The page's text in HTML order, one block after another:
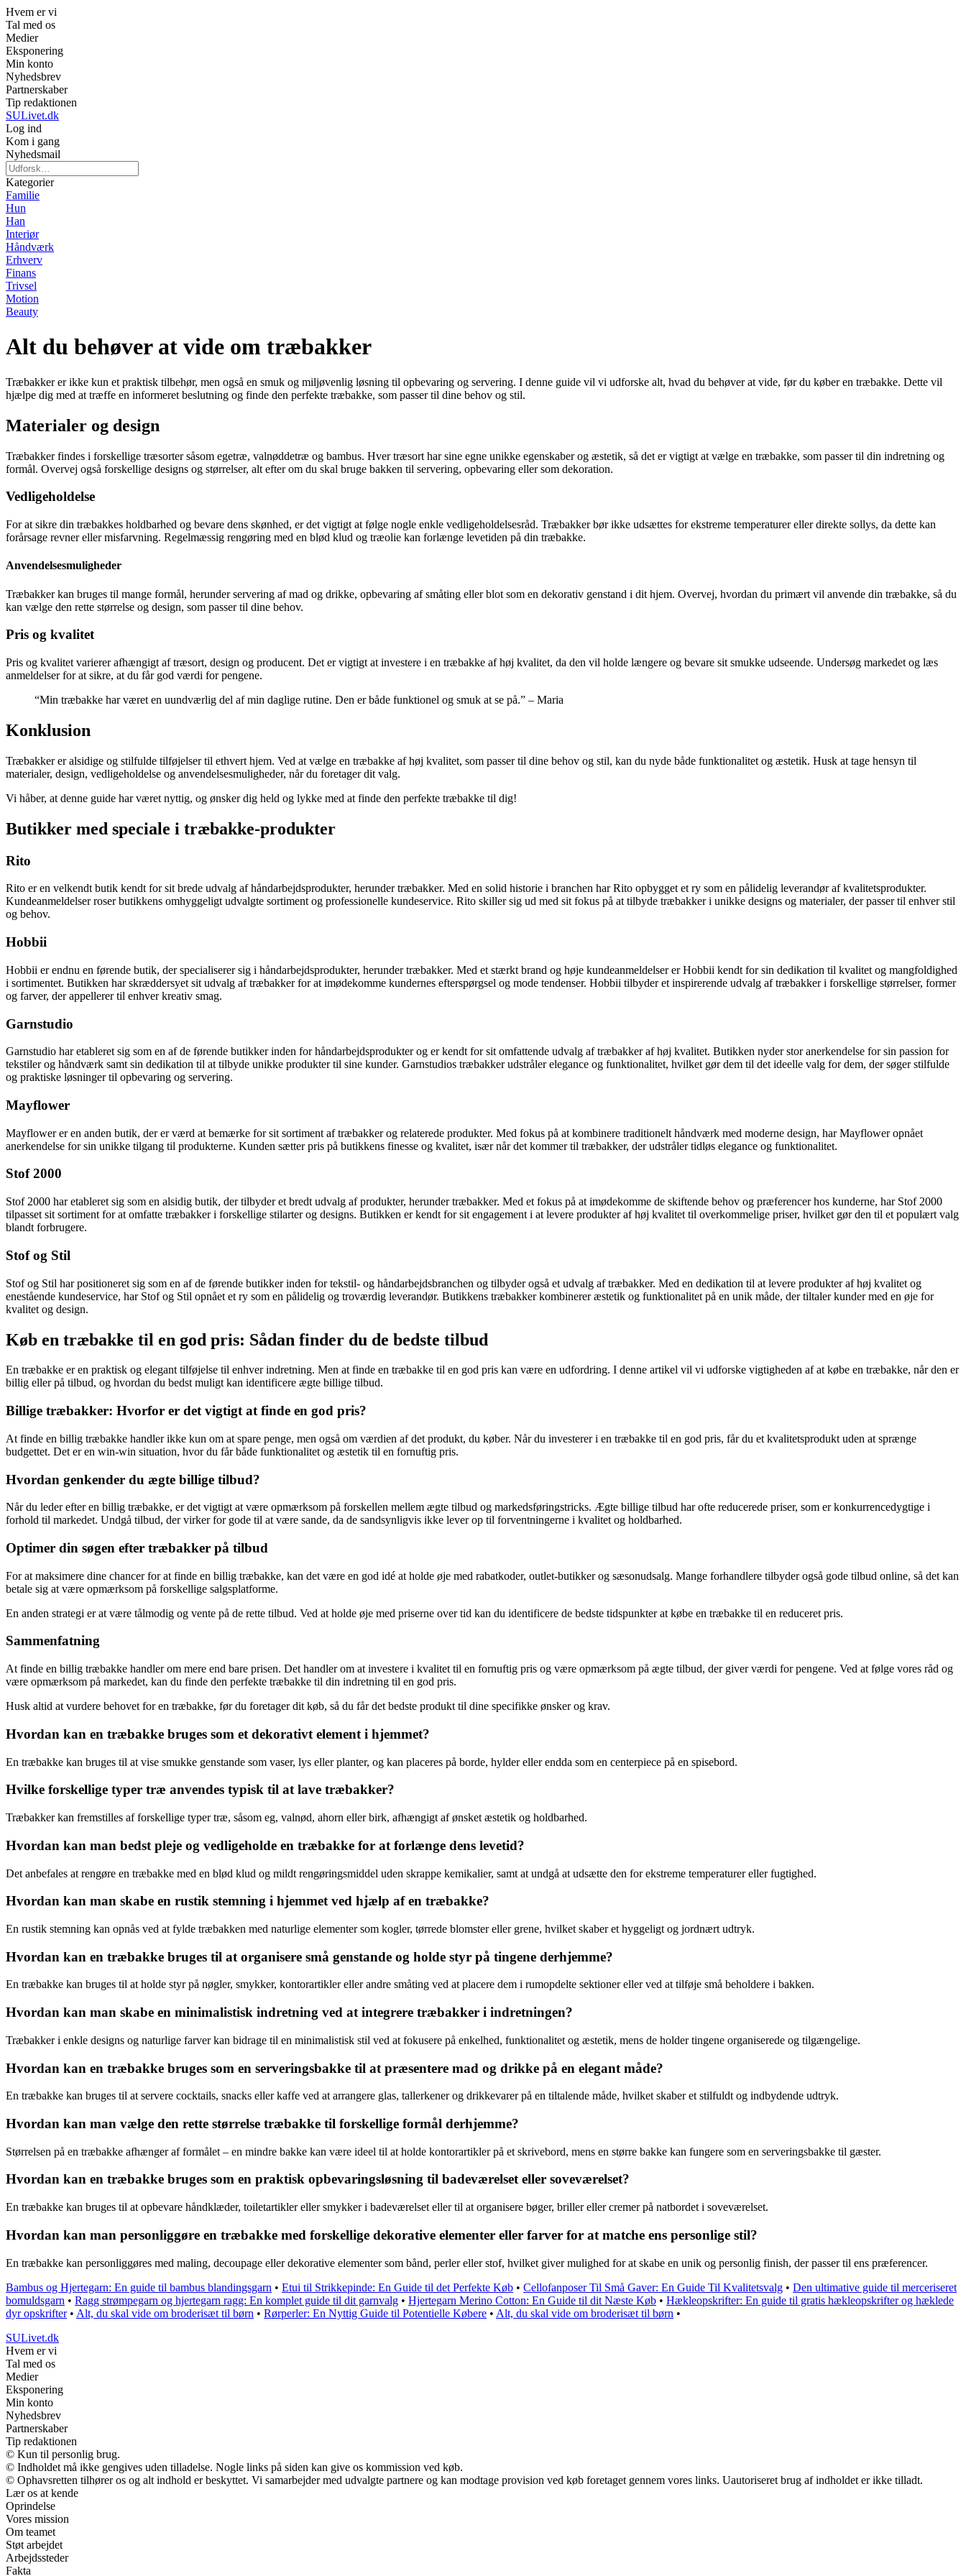
Hvem er vi
Tal med os
Medier
Eksponering
Min konto
Nyhedsbrev
Partnerskaber
Tip redaktionen
SULivet.dk
Log ind
Kom i gang
Nyhedsmail
Kategorier
Familie
Hun
Han
Interiør
Håndværk
Erhverv
Finans
Trivsel
Motion
Beauty
Alt du behøver at vide om træbakker
Træbakker er ikke kun et praktisk tilbehør, men også en smuk og miljøvenlig løsning til opbevaring og servering. I denne guide vil vi udforske alt, hvad du behøver at vide, før du køber en træbakke. Dette vil
hjælpe dig med at træffe en informeret beslutning og finde den perfekte træbakke, som passer til dine behov og stil.
Materialer og design
Træbakker findes i forskellige træsorter såsom egetræ, valnøddetræ og bambus. Hver træsort har sine egne unikke egenskaber og æstetik, så det er vigtigt at vælge en træbakke, som passer til din indretning og
formål. Overvej også forskellige designs og størrelser, alt efter om du skal bruge bakken til servering, opbevaring eller som dekoration.
Vedligeholdelse
For at sikre din træbakkes holdbarhed og bevare dens skønhed, er det vigtigt at følge nogle enkle vedligeholdelsesråd. Træbakker bør ikke udsættes for ekstreme temperaturer eller direkte sollys, da dette kan
forårsage revner eller misfarvning. Regelmæssig rengøring med en blød klud og træolie kan forlænge levetiden på din træbakke.
Anvendelsesmuligheder
Træbakker kan bruges til mange formål, herunder servering af mad og drikke, opbevaring af småting eller blot som en dekorativ genstand i dit hjem. Overvej, hvordan du primært vil anvende din træbakke, så du
kan vælge den rette størrelse og design, som passer til dine behov.
Pris og kvalitet
Pris og kvalitet varierer afhængigt af træsort, design og producent. Det er vigtigt at investere i en træbakke af høj kvalitet, da den vil holde længere og bevare sit smukke udseende. Undersøg markedet og læs
anmeldelser for at sikre, at du får god værdi for pengene.
“Min træbakke har været en uundværlig del af min daglige rutine. Den er både funktionel og smuk at se på.” – Maria
Konklusion
Træbakker er alsidige og stilfulde tilføjelser til ethvert hjem. Ved at vælge en træbakke af høj kvalitet, som passer til dine behov og stil, kan du nyde både funktionalitet og æstetik. Husk at tage hensyn til
materialer, design, vedligeholdelse og anvendelsesmuligheder, når du foretager dit valg.
Vi håber, at denne guide har været nyttig, og ønsker dig held og lykke med at finde den perfekte træbakke til dig!
Butikker med speciale i træbakke-produkter
Rito
Rito er en velkendt butik kendt for sit brede udvalg af håndarbejdsprodukter, herunder træbakker. Med en solid historie i branchen har Rito opbygget et ry som en pålidelig leverandør af kvalitetsprodukter.
Kundeanmeldelser roser butikkens omhyggeligt udvalgte sortiment og professionelle kundeservice. Rito skiller sig ud med sit fokus på at tilbyde træbakker i unikke designs og materialer, der passer til enhver stil
og behov.
Hobbii
Hobbii er endnu en førende butik, der specialiserer sig i håndarbejdsprodukter, herunder træbakker. Med et stærkt brand og høje kundeanmeldelser er Hobbii kendt for sin dedikation til kvalitet og mangfoldighed
i sortimentet. Butikken har skræddersyet sit udvalg af træbakker for at imødekomme kundernes efterspørgsel og mode tendenser. Hobbii tilbyder et inspirerende udvalg af træbakker i forskellige størrelser, former
og farver, der appellerer til enhver kreativ smag.
Garnstudio
Garnstudio har etableret sig som en af de førende butikker inden for håndarbejdsprodukter og er kendt for sit omfattende udvalg af træbakker af høj kvalitet. Butikken nyder stor anerkendelse for sin passion for
tekstiler og håndværk samt sin dedikation til at tilbyde unikke produkter til sine kunder. Garnstudios træbakker udstråler elegance og funktionalitet, hvilket gør dem til det ideelle valg for dem, der søger stilfulde
og praktiske løsninger til opbevaring og servering.
Mayflower
Mayflower er en anden butik, der er værd at bemærke for sit sortiment af træbakker og relaterede produkter. Med fokus på at kombinere traditionelt håndværk med moderne design, har Mayflower opnået
anerkendelse for sin unikke tilgang til produkterne. Kunden sætter pris på butikkens finesse og kvalitet, især når det kommer til træbakker, der udstråler tidløs elegance og funktionalitet.
Stof 2000
Stof 2000 har etableret sig som en alsidig butik, der tilbyder et bredt udvalg af produkter, herunder træbakker. Med et fokus på at imødekomme de skiftende behov og præferencer hos kunderne, har Stof 2000
tilpasset sit sortiment for at omfatte træbakker i forskellige stilarter og designs. Butikken er kendt for sit engagement i at levere produkter af høj kvalitet til overkommelige priser, hvilket gør den til et populært valg
blandt forbrugere.
Stof og Stil
Stof og Stil har positioneret sig som en af de førende butikker inden for tekstil- og håndarbejdsbranchen og tilbyder også et udvalg af træbakker. Med en dedikation til at levere produkter af høj kvalitet og
enestående kundeservice, har Stof og Stil opnået et ry som en pålidelig og troværdig leverandør. Butikkens træbakker kombinerer æstetik og funktionalitet på en unik måde, der tiltaler kunder med en øje for
kvalitet og design.
Køb en træbakke til en god pris: Sådan finder du de bedste tilbud
En træbakke er en praktisk og elegant tilføjelse til enhver indretning. Men at finde en træbakke til en god pris kan være en udfordring. I denne artikel vil vi udforske vigtigheden af at købe en træbakke, når den er
billig eller på tilbud, og hvordan du bedst muligt kan identificere ægte billige tilbud.
Billige træbakker: Hvorfor er det vigtigt at finde en god pris?
At finde en billig træbakke handler ikke kun om at spare penge, men også om værdien af det produkt, du køber. Når du investerer i en træbakke til en god pris, får du et kvalitetsprodukt uden at sprænge
budgettet. Det er en win-win situation, hvor du får både funktionalitet og æstetik til en fornuftig pris.
Hvordan genkender du ægte billige tilbud?
Når du leder efter en billig træbakke, er det vigtigt at være opmærksom på forskellen mellem ægte tilbud og markedsføringstricks. Ægte billige tilbud har ofte reducerede priser, som er konkurrencedygtige i
forhold til markedet. Undgå tilbud, der virker for gode til at være sande, da de sandsynligvis ikke lever op til forventningerne i kvalitet og holdbarhed.
Optimer din søgen efter træbakker på tilbud
For at maksimere dine chancer for at finde en billig træbakke, kan det være en god idé at holde øje med rabatkoder, outlet-butikker og sæsonudsalg. Mange forhandlere tilbyder også gode tilbud online, så det kan
betale sig at være opmærksom på forskellige salgsplatforme.
En anden strategi er at være tålmodig og vente på de rette tilbud. Ved at holde øje med priserne over tid kan du identificere de bedste tidspunkter at købe en træbakke til en reduceret pris.
Sammenfatning
At finde en billig træbakke handler om mere end bare prisen. Det handler om at investere i kvalitet til en fornuftig pris og være opmærksom på ægte tilbud, der giver værdi for pengene. Ved at følge vores råd og
være opmærksom på markedet, kan du finde den perfekte træbakke til din indretning til en god pris.
Husk altid at vurdere behovet for en træbakke, før du foretager dit køb, så du får det bedste produkt til dine specifikke ønsker og krav.
Hvordan kan en træbakke bruges som et dekorativt element i hjemmet?
En træbakke kan bruges til at vise smukke genstande som vaser, lys eller planter, og kan placeres på borde, hylder eller endda som en centerpiece på en spisebord.
Hvilke forskellige typer træ anvendes typisk til at lave træbakker?
Træbakker kan fremstilles af forskellige typer træ, såsom eg, valnød, ahorn eller birk, afhængigt af ønsket æstetik og holdbarhed.
Hvordan kan man bedst pleje og vedligeholde en træbakke for at forlænge dens levetid?
Det anbefales at rengøre en træbakke med en blød klud og mildt rengøringsmiddel uden skrappe kemikalier, samt at undgå at udsætte den for ekstreme temperaturer eller fugtighed.
Hvordan kan man skabe en rustik stemning i hjemmet ved hjælp af en træbakke?
En rustik stemning kan opnås ved at fylde træbakken med naturlige elementer som kogler, tørrede blomster eller grene, hvilket skaber et hyggeligt og jordnært udtryk.
Hvordan kan en træbakke bruges til at organisere små genstande og holde styr på tingene derhjemme?
En træbakke kan bruges til at holde styr på nøgler, smykker, kontorartikler eller andre småting ved at placere dem i rumopdelte sektioner eller ved at tilføje små beholdere i bakken.
Hvordan kan man skabe en minimalistisk indretning ved at integrere træbakker i indretningen?
Træbakker i enkle designs og naturlige farver kan bidrage til en minimalistisk stil ved at fokusere på enkelhed, funktionalitet og æstetik, mens de holder tingene organiserede og tilgængelige.
Hvordan kan en træbakke bruges som en serveringsbakke til at præsentere mad og drikke på en elegant måde?
En træbakke kan bruges til at servere cocktails, snacks eller kaffe ved at arrangere glas, tallerkener og drikkevarer på en tiltalende måde, hvilket skaber et stilfuldt og indbydende udtryk.
Hvordan kan man vælge den rette størrelse træbakke til forskellige formål derhjemme?
Størrelsen på en træbakke afhænger af formålet – en mindre bakke kan være ideel til at holde kontorartikler på et skrivebord, mens en større bakke kan fungere som en serveringsbakke til gæster.
Hvordan kan en træbakke bruges som en praktisk opbevaringsløsning til badeværelset eller soveværelset?
En træbakke kan bruges til at opbevare håndklæder, toiletartikler eller smykker i badeværelset eller til at organisere bøger, briller eller cremer på natbordet i soveværelset.
Hvordan kan man personliggøre en træbakke med forskellige dekorative elementer eller farver for at matche ens personlige stil?
En træbakke kan personliggøres med maling, decoupage eller dekorative elementer som bånd, perler eller stof, hvilket giver mulighed for at skabe en unik og personlig finish, der passer til ens præferencer.
Bambus og Hjertegarn: En guide til bambus blandingsgarn • Etui til Strikkepinde: En Guide til det Perfekte Køb • Cellofanposer Til Små Gaver: En Guide Til Kvalitetsvalg • Den ultimative guide til merceriseret
bomuldsgarn • Ragg strømpegarn og hjertegarn ragg: En komplet guide til dit garnvalg • Hjertegarn Merino Cotton: En Guide til dit Næste Køb • Hækleopskrifter: En guide til gratis hækleopskrifter og hæklede
dyr opskrifter• Alt, du skal vide om broderisæt til børn • Rørperler: En Nyttig Guide til Potentielle Købere • Alt, du skal vide om broderisæt til børn •
SULivet.dk
Hvem er vi
Tal med os
Medier
Eksponering
Min konto
Nyhedsbrev
Partnerskaber
Tip redaktionen
© Kun til personlig brug.
© Indholdet må ikke gengives uden tilladelse. Nogle links på siden kan give os kommission ved køb.
© Ophavsretten tilhører os og alt indhold er beskyttet. Vi samarbejder med udvalgte partnere og kan modtage provision ved køb foretaget gennem vores links. Uautoriseret brug af indholdet er ikke tilladt.
Lær os at kende
Oprindelse
Vores mission
Om teamet
Støt arbejdet
Arbejdssteder
Fakta